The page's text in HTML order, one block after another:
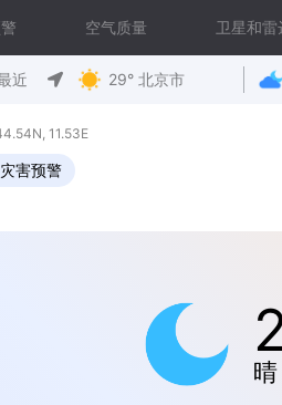
空气质量 卫星和雷
近 29° 北京市
11.53E
灾害预警
晴